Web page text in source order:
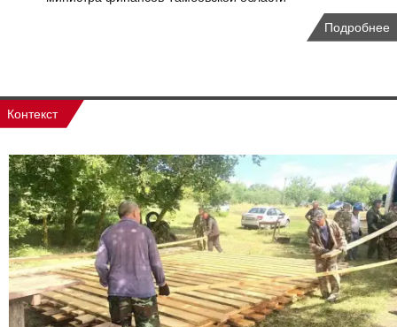
Подробнее
Контекст